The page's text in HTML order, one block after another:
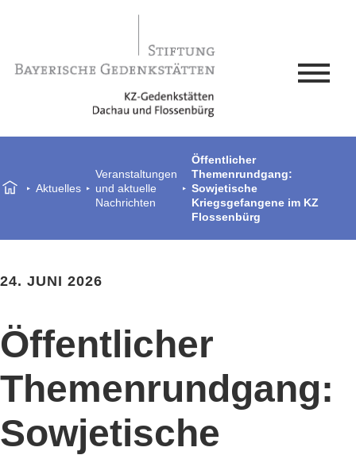
Aktuelles
Veranstaltungen
und aktuelle
Nachrichten
Öffentlicher
Themenrundgang:
Sowjetische
Kriegsgefangene im KZ
Flossenbürg
24. JUNI 2026
Öffentlicher
Themenrundgang:
Sowjetische